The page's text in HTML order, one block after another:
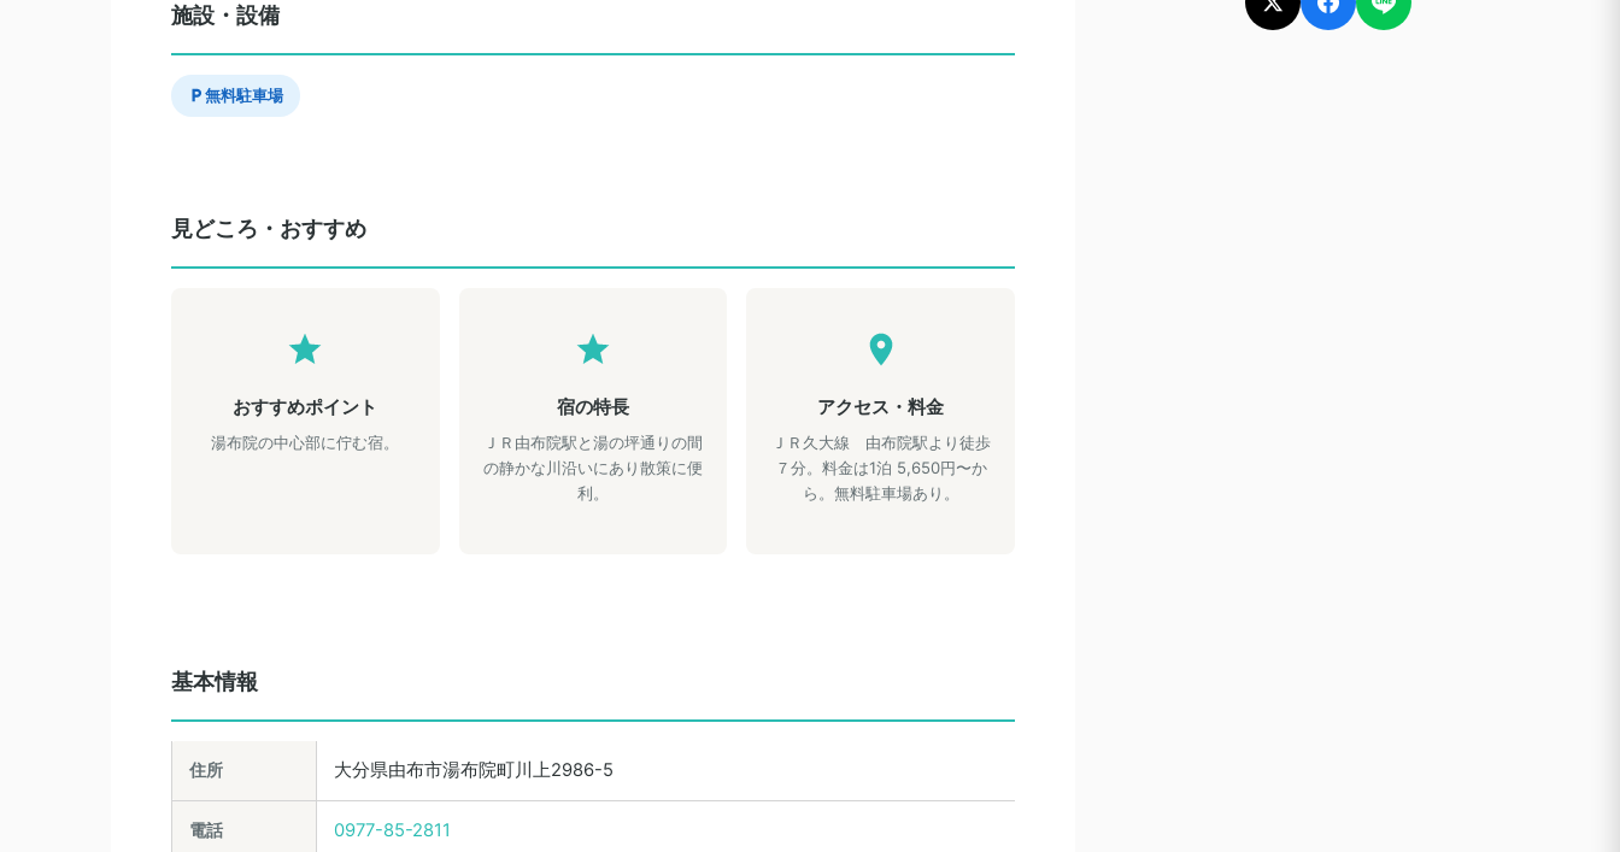
施設・設備
無料駐車場
見どころ・おすすめ
おすすめポイント
湯布院の中心部に佇む宿。
宿の特長
ＪＲ由布院駅と湯の坪通りの間
の静かな川沿いにあり散策に便
利。
アクセス・料金
ＪＲ久大線 由布院駅より徒歩
７分。料金は1泊 5,650円〜か
ら。無料駐車場あり。
基本情報
住所 大分県由布市湯布院町川上2986-5
電話 0977-85-2811